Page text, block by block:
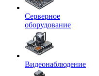
Серверное
оборудование
Видеонаблюдение